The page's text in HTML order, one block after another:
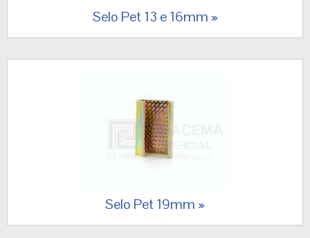
Selo Pet 13 e 16mm
Selo Pet 19mm